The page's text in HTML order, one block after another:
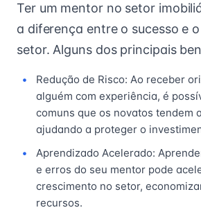
Ter um mentor no setor
a diferença entre o sucesso e
setor. Alguns dos principais
Redução de Risco: Ao receber
alguém com experiência, é
comuns que os novatos tendem
ajudando a proteger o
Aprendizado Acelerado:
e erros do seu mentor pode
crescimento no setor,
recursos.